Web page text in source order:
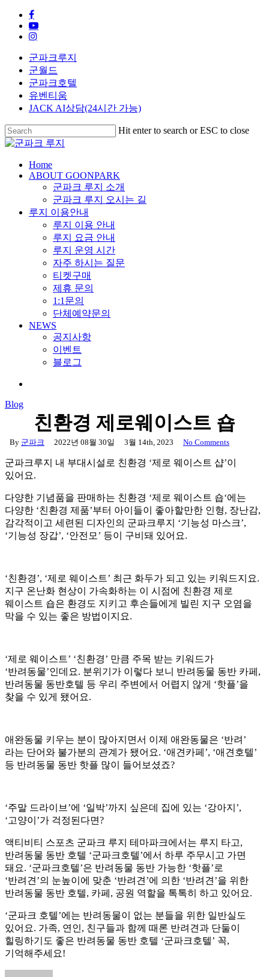
Skip
main
facebook
youtube
instagram
군파크루지
군월드
군파크호텔
유벤티움
JACK AI상담(24시간 가능)
Hit enter to search or ESC to close
Close
search
Menu
Home
ABOUT GOONPARK
군파크 루지 소개
군파크 루지 오시는 길
루지 이용안내
루지 이용 안내
루지 요금 안내
루지 운영 시간
자주 하시는 질문
티켓구매
제휴 문의
1:1문의
단체예약문의
NEWS
공지사항
이벤트
블로그
Blog
친환경 제로웨이스트 숍
By 군파크 2022년 08월 30일 3월 14th, 2023 No Comments
군파크루지 내 부대시설로 친환경 ‘제로 웨이스트 샵’이
있어요.
다양한 기념품을 판매하는 친환경 ‘제로 웨이스트 숍‘에는
다양한 ‘친환경 제품’부터 아이들이 좋아할만한 인형, 장난감,
감각적이고 세련된 디자인의 군파크루지 ‘기능성 마스크’,
‘기능성 장갑’, ‘안전모’ 등이 구비돼 있어요.
‘친환경’, ‘제로 웨이스트’ 최근 화두가 되고 있는 키워드지요.
지구 온난화 현상이 가속화하는 이 시점에 친환경 제로
웨이스트 숍은 환경도 지키고 후손들에게 빌린 지구 오염을
막을 수 있는 좋은 방법이지요.
‘제로 웨이스트’ ‘친환경’ 만큼 주목 받는 키워드가
‘반려동물’인데요. 분위기가 이렇다 보니 반려동물 동반 카페,
반려동물 동반호텔 등 우리 주변에서 어렵지 않게 ‘핫플’을
찾을 수 있게 됐어요.
애완동물 키우는 분이 많아지면서 이제 애완동물은 ‘반려’
라는 단어와 불가분의 관계가 됐어요. ‘애견카페’, ‘애견호텔’
등 반려동물 동반 핫플 많이 들어보셨죠?
‘주말 드라이브’에 ‘일박’까지 싶은데 집에 있는 ‘강아지’,
‘고양이’가 걱정된다면?
액티비티 스포츠 군파크 루지 테마파크에서는 루지 타고,
반려동물 동반 호텔 ‘군파크호텔’에서 하루 주무시고 가면
돼요. ‘군파크호텔’은 반려동물 동반 가능한 ‘핫플’로
‘반려견’의 눈높이에 맞춘 ‘반려견’에 의한 ‘반려견’을 위한
반려동물 동반 호텔, 카페, 공원 역할을 톡톡히 하고 있어요.
‘군파크 호텔’에는 반려동물이 없는 분들을 위한 일반실도
있어요. 가족, 연인, 친구들과 함께 때론 반려견과 단둘이
힐링하기도 좋은 반려동물 동반 호텔 ‘군파크호텔’ 꼭,
기억해주세요!